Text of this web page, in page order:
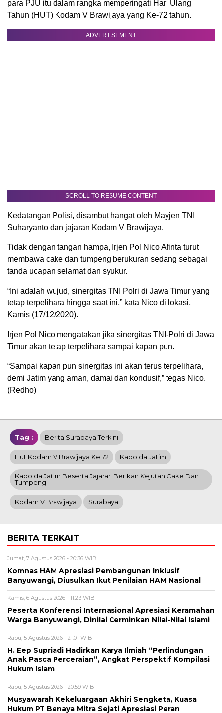
para PJU itu dalam rangka memperingati Hari Ulang
Tahun (HUT) Kodam V Brawijaya yang Ke-72 tahun.
ADVERTISEMENT
SCROLL TO RESUME CONTENT
Kedatangan Polisi, disambut hangat oleh Mayjen TNI
Suharyanto dan jajaran Kodam V Brawijaya.
Tidak dengan tangan hampa, Irjen Pol Nico Afinta turut
membawa cake dan tumpeng berukuran sedang sebagai
tanda ucapan selamat dan syukur.
“Ini adalah wujud, sinergitas TNI Polri di Jawa Timur yang
tetap terpelihara hingga saat ini,” kata Nico di lokasi,
Kamis (17/12/2020).
Irjen Pol Nico mengatakan jika sinergitas TNI-Polri di Jawa
Timur akan tetap terpelihara sampai kapan pun.
“Sampai kapan pun sinergitas ini akan terus terpelihara,
demi Jatim yang aman, damai dan kondusif,” tegas Nico.
(Redho)
Tag : Berita Surabaya Terkini
Hut Kodam V Brawijaya Ke 72 Kapolda Jatim
Kapolda Jatim Beserta Jajaran Berikan Kejutan Cake Dan
Tumpeng
Kodam V Brawijaya Surabaya
BERITA TERKAIT
Jumat, 7 Agustus 2026 - 20:36 WIB
Komnas HAM Apresiasi Pembangunan Inklusif
Banyuwangi, Diusulkan Ikut Penilaian HAM Nasional
Kamis, 6 Agustus 2026 - 11:23 WIB
Peserta Konferensi Internasional Apresiasi Keramahan
Warga Banyuwangi, Dinilai Cerminkan Nilai-Nilai Islami
Rabu, 5 Agustus 2026 - 21:01 WIB
H. Eep Supriadi Hadirkan Karya Ilmiah “Perlindungan
Anak Pasca Perceraian”, Angkat Perspektif Kompilasi
Hukum Islam
Rabu, 5 Agustus 2026 - 20:59 WIB
Musyawarah Kekeluargaan Akhiri Sengketa, Kuasa
Hukum PT Benaya Mitra Sejati Apresiasi Peran